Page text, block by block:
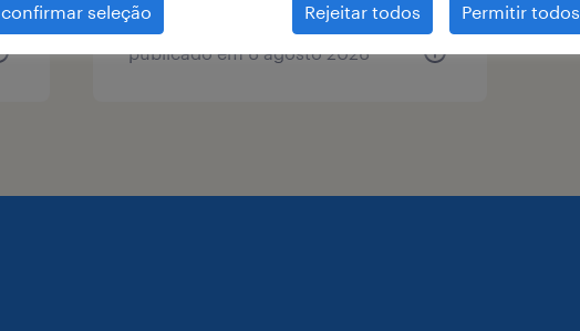
publicado em 6 agosto 2026
confirmar seleção Rejeitar todos Permitir todos